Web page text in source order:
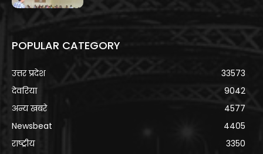
POPULAR CATEGORY
उत्तर प्रदेश
33573
देवरिया
9042
अन्य खबरे
4577
Newsbeat
4405
राष्ट्रीय
3350